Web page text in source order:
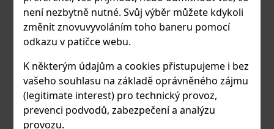
není nezbytně nutné. Svůj výběr můžete kdykoli
změnit znovuvyvoláním toho baneru pomocí
odkazu v patičce webu.
K některým údajům a cookies přistupujeme i bez
vašeho souhlasu na základě oprávněného zájmu
(legitimate interest) pro technický provoz,
prevenci podvodů, zabezpečení a analýzu
provozu.